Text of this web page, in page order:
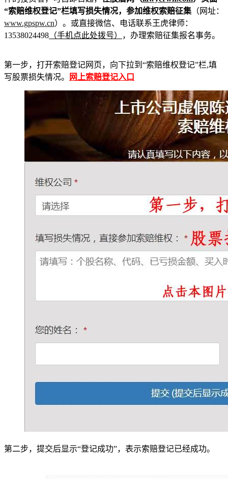
“索赔维权登记”栏填写损失情况，参加维权索赔征集 （网址：
www.gpspw.cn）。或直接微信、电话联系王虎律师：
13538024498 （手机点此处拨号） ，办理索赔征集报名事务。
第一步，打开索赔登记网页，向下拉到“索赔维权登记”栏,填
写股票损失情况。
网上索赔登记入口
第二步，提交后显示“登记成功”，表示索赔登记已经成功。